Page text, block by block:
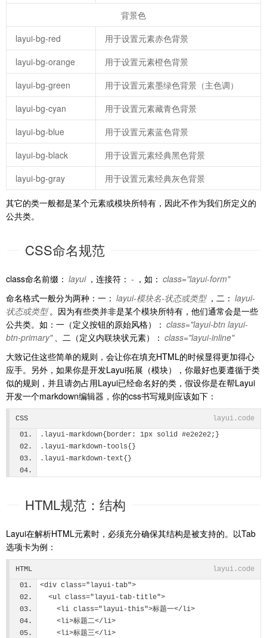
背景色
layui-bg-red
用于设置元素赤色背景
layui-bg-orange
用于设置元素橙色背景
layui-bg-green
用于设置元素墨绿色背景（主色调）
layui-bg-cyan
用于设置元素藏青色背景
layui-bg-blue
用于设置元素蓝色背景
layui-bg-black
用于设置元素经典黑色背景
layui-bg-gray
用于设置元素经典灰色背景
其它的类一般都是某个元素或模块所特有，因此不作为我们所定义的
公共类。
CSS命名规范
class命名前缀： layui ，连接符： - ，如： class="layui-form"
命名格式一般分为两种：一： layui-模块名-状态或类型 ，二： layui-
状态或类型 。因为有些类并非是某个模块所特有，他们通常会是一些
公共类。如：一（定义按钮的原始风格）： class="layui-btn layui-
btn-primary" 、二（定义内联块状元素）： class="layui-inline"
大致记住这些简单的规则，会让你在填充HTML的时候显得更加得心
应手。另外，如果你是开发Layui拓展（模块），你最好也要遵循于类
似的规则，并且请勿占用Layui已经命名好的类，假设你是在帮Layui
开发一个markdown编辑器，你的css书写规则应该如下：
CSS
layui.code
.layui-markdown{border: 1px solid #e2e2e2;}
.layui-markdown-tools{}
.layui-markdown-text{}
HTML规范：结构
Layui在解析HTML元素时，必须充分确保其结构是被支持的。以Tab
选项卡为例：
HTML
layui.code
<div class="layui-tab">
  <ul class="layui-tab-title">
    <li class="layui-this">标题一</li>
    <li>标题二</li>
    <li>标题三</li>